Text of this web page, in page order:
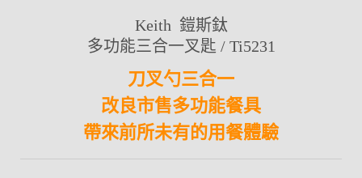
Keith 鎧斯鈦
多功能三合一叉匙 / Ti5231
刀叉勺三合一
改良市售多功能餐具
帶來前所未有的用餐體驗